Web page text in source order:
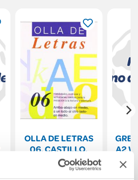
OLLA DE LETRAS
06. CASTILLO.
2,00€
A2